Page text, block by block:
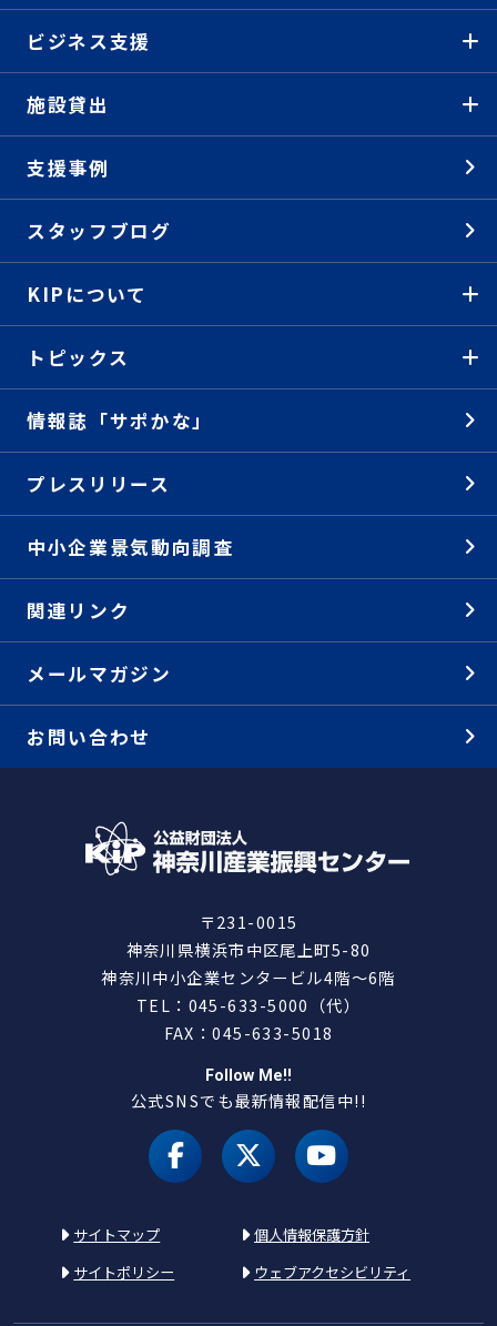
ビジネス支援
施設貸出
支援事例
スタッフブログ
KIPについて
トピックス
情報誌「サポかな」
プレスリリース
中小企業景気動向調査
関連リンク
メールマガジン
お問い合わせ
〒231-0015
神奈川県横浜市中区尾上町5-80
神奈川中小企業センタービル4階～6階
TEL：045-633-5000（代）
FAX：045-633-5018
Follow Me!!
公式SNSでも最新情報配信中!!
facebookX（旧 twitter）
youtube
サイトマップ
個人情報保護方針
サイトポリシー
ウェブアクセシビリティ